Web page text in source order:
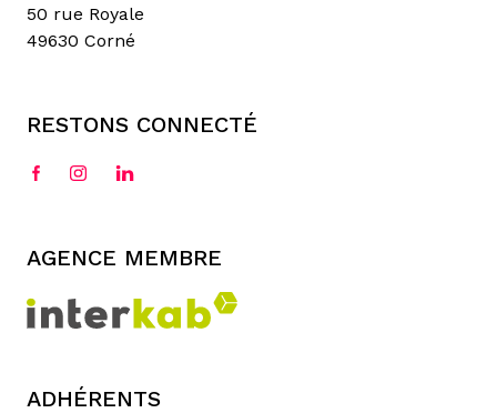
50 rue Royale
49630 Corné
RESTONS CONNECTÉ
AGENCE MEMBRE
ADHÉRENTS